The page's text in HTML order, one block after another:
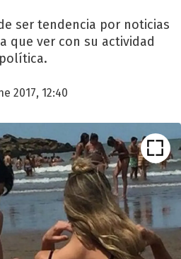
ser tendencia por noticias
que ver con su actividad
política.
2017, 12:40